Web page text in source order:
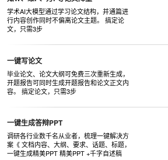
学术AI大模型通过学习论文结构，并通篇进
行内容创作同时不偏离论文主题。 搞定论
文，只需3步
一键写论文
毕业论文、论文大纲可免费三次重新生成，
开题报告可同时生成开题报告和论文正文内
容。 搞定论文，只需3步
一键生成答辩PPT
调研各行业数千名从业者，梳理一键解决方
案《 文档内容、大纲、要求、话题、标题，
一键生成精美PPT 精美PPT +千字自述稿